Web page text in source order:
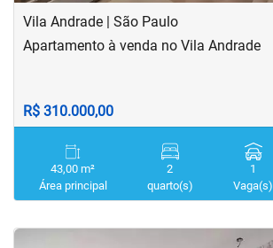
Vila Andrade | São Paulo
Apartamento à venda no Vila Andrade
R$ 310.000,00
43,00 m²
Área principal
2
quarto(s)
1
Vaga(s)